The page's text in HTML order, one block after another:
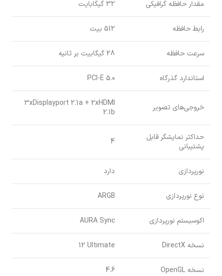
مقدار حافظه گرافیکی 32 گیگابایت
رابط حافظه 512 بیت
سرعت حافظه 28 گیگابیت بر ثانیه
استاندارد گذرگاه PCI-E 5.0
خروجی‌های تصویر
3xDisplayport 2.1a + 2xHDMI
2.1b
حداکثر نمایشگر قابل
پشتیبانی
4
نورپردازی دارد
نوع نورپردازی ARGB
اکوسیستم نورپردازی AURA Sync
نسخه DirectX 1‎2 Ultimate
نسخه OpenGL 4.6